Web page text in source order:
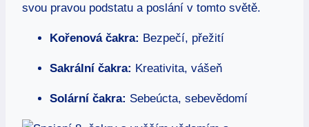
svou pravou podstatu a poslání v tomto světě.
Kořenová čakra: Bezpečí, přežití
Sakrální‌ čakra: Kreativita, vášeň
Solární čakra: Sebeúcta, sebevědomí